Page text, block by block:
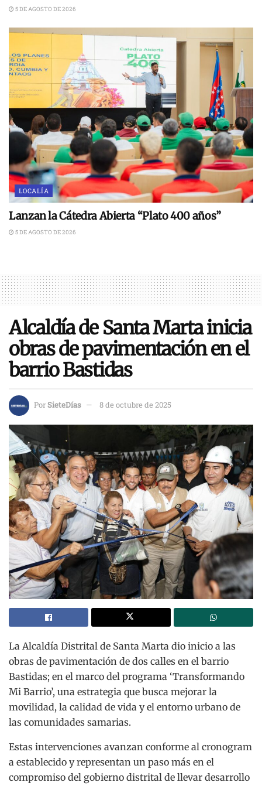
5 DE AGOSTO DE 2026
LOCALÍA
Lanzan la Cátedra Abierta “Plato 400 años”
5 DE AGOSTO DE 2026
Alcaldía de Santa Marta inicia
obras de pavimentación en el
barrio Bastidas
PorSieteDías 8 de octubre de 2025
La Alcaldía Distrital de Santa Marta dio inicio a las
obras de pavimentación de dos calles en el barrio
Bastidas; en el marco del programa ‘Transformando
Mi Barrio’, una estrategia que busca mejorar la
movilidad, la calidad de vida y el entorno urbano de
las comunidades samarias.
Estas intervenciones avanzan conforme al cronogram
a establecido y representan un paso más en el
compromiso del gobierno distrital de llevar desarrollo